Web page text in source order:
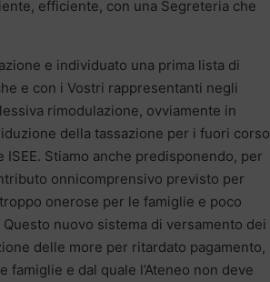
efficiente, con una Segreteria che
e individuato una prima lista di
e con i Vostri rappresentanti negli
rimodulazione, ovviamente in
della tassazione per i fuori corso
Stiamo anche predisponendo, per
onnicomprensivo previsto per
onerose per le famiglie e poco
nuovo sistema di versamento dei
delle more per ritardato pagamento,
e dal quale l’Ateneo non deve